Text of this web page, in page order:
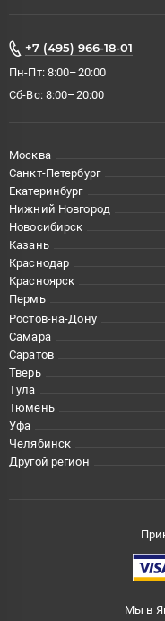
+7 (495) 966-18-01
Пн-Пт: 8:00–20:00
Сб-Вс: 8:00–20:00
Москва
Санкт-Петербург
Екатеринбург
Нижний Новгород
Новосибирск
Казань
Краснодар
Красноярск
Пермь
Ростов-на-Дону
Самара
Саратов
Тверь
Тула
Тюмень
Уфа
Челябинск
Другой регион
Мы в